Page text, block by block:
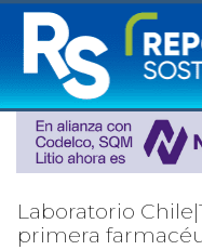
Laboratorio
primera